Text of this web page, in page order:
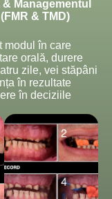
Managementul
& TMD)
modul în care
orală, durere
zile, vei stăpâni
în rezultate
în deciziile